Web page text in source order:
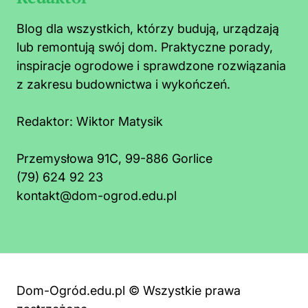
Blog dla wszystkich, którzy budują, urządzają
lub remontują swój dom. Praktyczne porady,
inspiracje ogrodowe i sprawdzone rozwiązania
z zakresu budownictwa i wykończeń.
Redaktor: Wiktor Matysik
Przemysłowa 91C, 99-886 Gorlice
(79) 624 92 23
kontakt@dom-ogrod.edu.pl
Dom-Ogród.edu.pl © Wszystkie prawa